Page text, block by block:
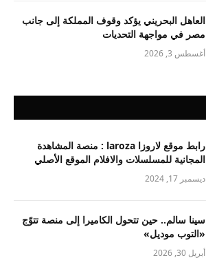
العاهل البحريني يؤكد وقوف المملكة إلى جانب
مصر في مواجهة التحديات
أغسطس 3, 2026
رابط موقع لاروزا laroza : منصة المشاهدة
المجانية للمسلسلات والافلام الموقع الأصلي
ديسمبر 17, 2024
سينا سالم.. حين تتحول الكاميرا إلى منصة تتوّج
«التوب موديل»
أبريل 30, 2026